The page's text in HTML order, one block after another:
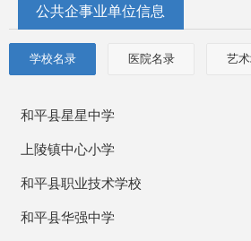
公共企事业单位信息
学校名录 医院名录 艺
和平县星星中学
上陵镇中心小学
和平县职业技术学校
和平县华强中学